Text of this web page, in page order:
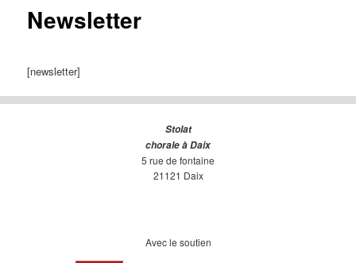
Newsletter
[newsletter]
Stolat
chorale à Daix
5 rue de fontaine
21121 Daix
Avec le soutien